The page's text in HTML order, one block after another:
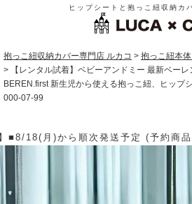
ヒップシートと抱っこ紐収納カ
抱っこ紐収納カバー専門店 ルカコ
抱っこ紐本
【レンタル試着】ベビーアンドミー 最新ベー
BEREN.first 新生児から使える抱っこ紐、ヒップ
000-07-99
【送料】ゆうパケット400円(全